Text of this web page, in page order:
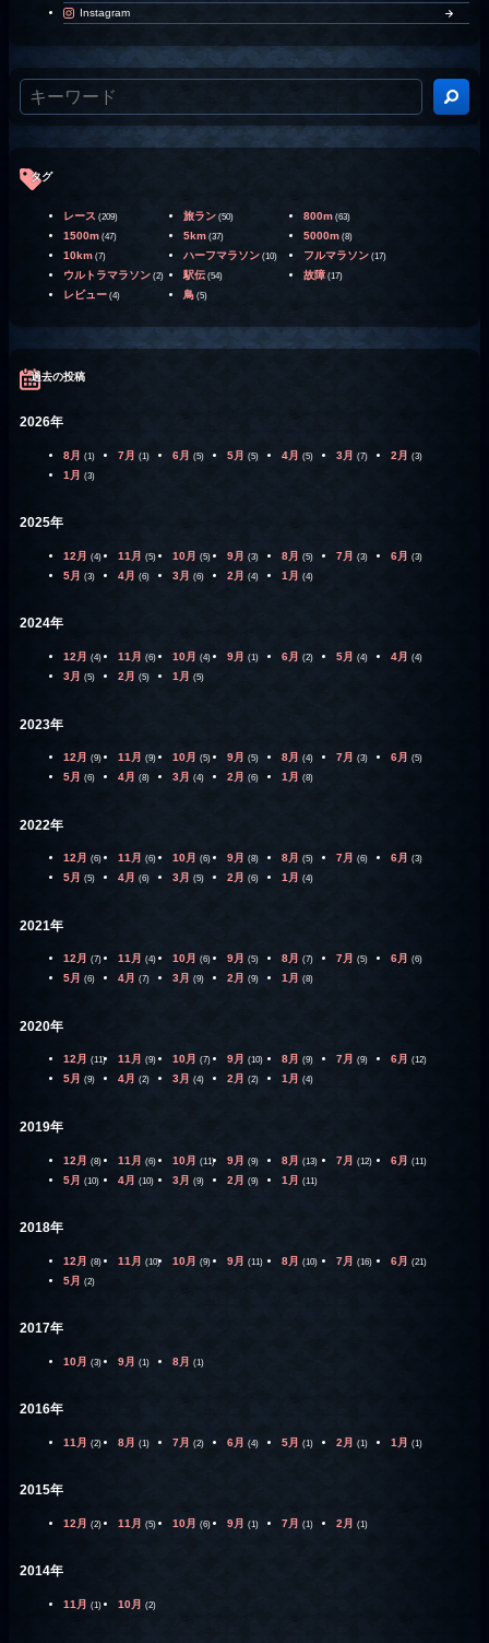
Instagram
タグ
レース (209) 旅ラン (50) 800m (63)
1500m (47) 5km (37) 5000m (8)
10km (7) ハーフマラソン (10) フルマラソン (17)
ウルトラマラソン (2) 駅伝(54) 故障 (17)
レビュー (4) 鳥 (5)
過去の投稿
2026年
8月 (1) 7月 (1) 6月 (5) 5月 (5) 4月 (5) 3月 (7) 2月 (3)
1月 (3)
2025年
12月 (4) 11月 (5) 10月 (5) 9月 (3) 8月 (5) 7月 (3) 6月 (3)
5月 (3) 4月 (6) 3月 (6) 2月 (4) 1月 (4)
2024年
12月 (4) 11月 (6) 10月 (4) 9月 (1) 6月 (2) 5月 (4) 4月 (4)
3月 (5) 2月 (5) 1月 (5)
2023年
12月 (9) 11月 (9) 10月 (5) 9月 (5) 8月 (4) 7月 (3) 6月 (5)
5月 (6) 4月 (8) 3月 (4) 2月 (6) 1月 (8)
2022年
12月 (6) 11月 (6) 10月 (6) 9月 (8) 8月 (5) 7月 (6) 6月 (3)
5月 (5) 4月 (6) 3月 (5) 2月 (6) 1月 (4)
2021年
12月 (7) 11月 (4) 10月 (6) 9月 (5) 8月 (7) 7月 (5) 6月 (6)
5月 (6) 4月 (7) 3月 (9) 2月 (9) 1月 (8)
2020年
12月 (11) 11月 (9) 10月 (7) 9月 (10) 8月 (9) 7月 (9) 6月 (12)
5月 (9) 4月 (2) 3月 (4) 2月 (2) 1月 (4)
2019年
12月 (8) 11月 (6) 10月 (11) 9月 (9) 8月 (13) 7月 (12) 6月 (11)
5月 (10) 4月 (10) 3月 (9) 2月 (9) 1月 (11)
2018年
12月 (8) 11月 (10) 10月 (9) 9月 (11) 8月 (10) 7月 (16) 6月 (21)
5月 (2)
2017年
10月 (3) 9月 (1) 8月 (1)
2016年
11月 (2) 8月 (1) 7月 (2) 6月 (4) 5月 (1) 2月 (1) 1月 (1)
2015年
12月 (2) 11月 (5) 10月 (6) 9月 (1) 7月 (1) 2月 (1)
2014年
11月 (1) 10月 (2)